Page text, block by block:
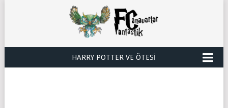
HARRY POTTER VE ÖTESI